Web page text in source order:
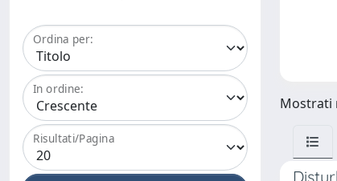
Ordina per:
In ordine:
Risultati/Pagina
Mostrati